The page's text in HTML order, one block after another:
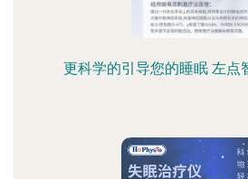
更科学的引导您的睡眠 左点